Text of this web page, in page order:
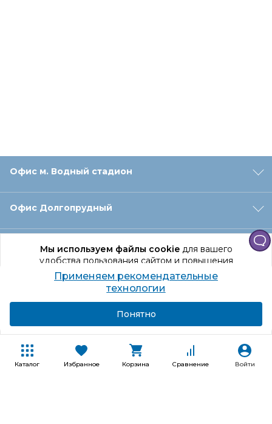
Каталог Избранное Корзина Сравнение Войти
Мы используем файлы cookieдля вашего
удобства пользования сайтом и повышения
качества рекомендаций.
Продолжая использование сайта, вы даете
согласие на обработку персональных данных
Офис м. Водный стадион
Офис Долгопрудный
Офис Санкт‑Петербург
Оформление заказа
Покупателям
Применяем рекомендательные
технологии
Понятно